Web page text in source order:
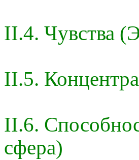
II.4. Чувства
II.5.
II.6.
сфера)